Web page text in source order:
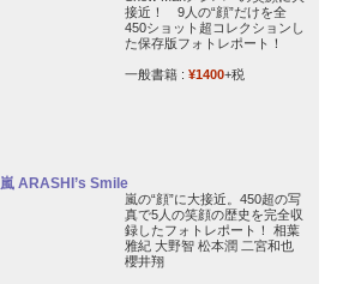
接近！ 9人の“顔”だけを全
450ショット超コレクションし
た保存版フォトレポート！
一般書籍 : ¥1400+税
嵐 ARASHI’s Smile
嵐の“顔”に大接近。450超の写
真で5人の笑顔の歴史を完全収
録したフォトレポート！ 相葉
雅紀 大野智 松本潤 二宮和也
櫻井翔